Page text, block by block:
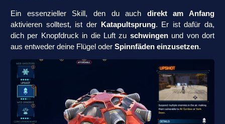
Ein essenzieller Skill, den du auch direkt am Anfang
aktivieren solltest, ist der
Katapultsprung. Er ist dafür da,
dich per Knopfdruck in die Luft zu schwingenund von dort
aus entweder deine Flügel oder Spinnfäden einzusetzen.